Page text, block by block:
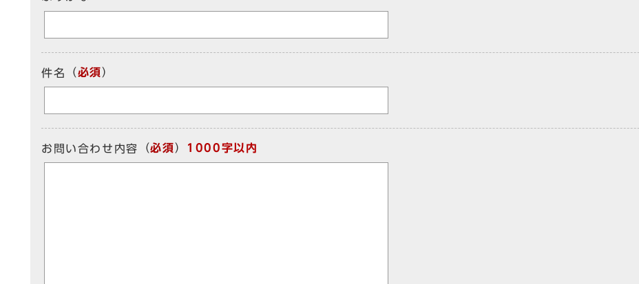
件名 （必須）
お問い合わせ内容 （必須） 1000字以内